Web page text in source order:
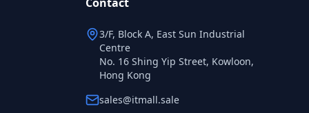
3/F, Block A, East Sun Industrial
Centre
No. 16 Shing Yip Street, Kowloon,
Hong Kong
sales@itmall.sale